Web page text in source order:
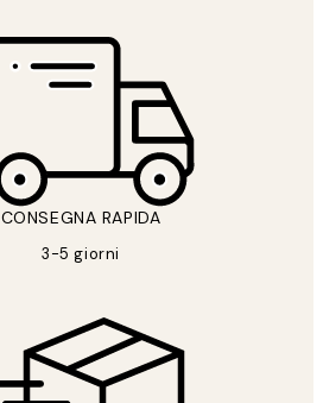
CONSEGNA RAPIDA
3-5 giorni